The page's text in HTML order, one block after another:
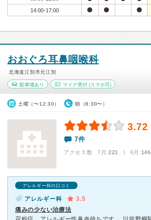
14:00-17:00
おおぐろ耳鼻咽喉科
北海道江別市元江別
駐車場あり マイナ受付(スマホ可)
土曜（〜12:30） 朝（8:30〜）
3.72
7件
アクセス数 7月:221 | 6月:146
アレルギー科の口コミ
アレルギー科
3.5
痛みの少ない治療法